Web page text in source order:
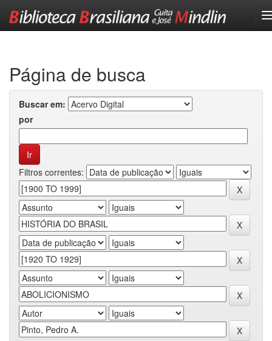
Página de busca
Buscar em:
por
Filtros correntes: